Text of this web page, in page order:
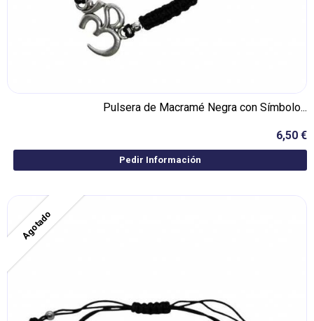
Pulsera de Macramé Negra con Símbolo...
6,50 €
Pedir Información
Agotado